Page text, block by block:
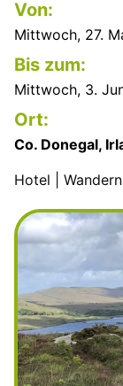
Von:
Mittwoch, 27.
Bis zum:
Mittwoch, 3.
Ort:
Co. Donegal,
Hotel | Wandern